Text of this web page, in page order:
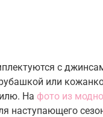
с
или
На фото из
наступающего